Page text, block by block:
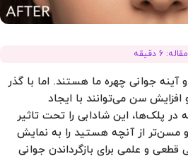
6 دقیقه
جوانی چهره ما هستند. اما با گذر
سن می‌توانند با ایجاد
پلک‌ها، این شادابی را تحت تاثیر
مسن‌تر از آنچه هستید را به نمایش
قطعی و علمی برای بازگرداندن جوانی